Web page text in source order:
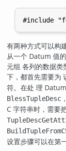
有两种方式可以构
从一个 Datum 值
元组 各列的数据
下，都首先需要为
符。在处 理
BlessTupleDesc
C 字符串时，需要
设置步骤可以在第